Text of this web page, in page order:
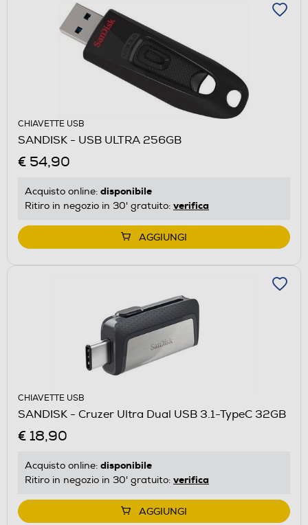
CHIAVETTE USB
SANDISK - USB ULTRA 256GB
€ 54,90
Acquisto online: disponibile
Ritiro in negozio in 30' gratuito: verifica
AGGIUNGI
CHIAVETTE USB
SANDISK - Cruzer Ultra Dual USB 3.1-TypeC 32GB
€ 18,90
Acquisto online: disponibile
Ritiro in negozio in 30' gratuito: verifica
AGGIUNGI